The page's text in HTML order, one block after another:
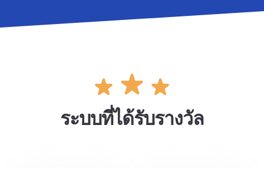
ระบบที่ได้รับรางวัล